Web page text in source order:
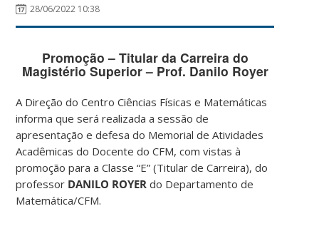
28/06/2022 10:38
Promoção – Titular da Carreira do
Magistério Superior – Prof. Danilo Royer
A Direção do Centro Ciências Físicas e Matemáticas
informa que será realizada a sessão de
apresentação e defesa do Memorial de Atividades
Acadêmicas do Docente do CFM, com vistas à
promoção para a Classe “E” (Titular de Carreira), do
professor DANILO ROYER do Departamento de
Matemática/CFM.